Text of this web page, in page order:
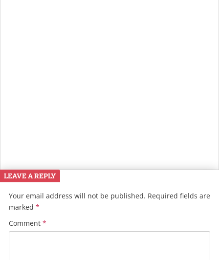
LEAVE A REPLY
Your email address will not be published. Required fields are
marked *
Comment *